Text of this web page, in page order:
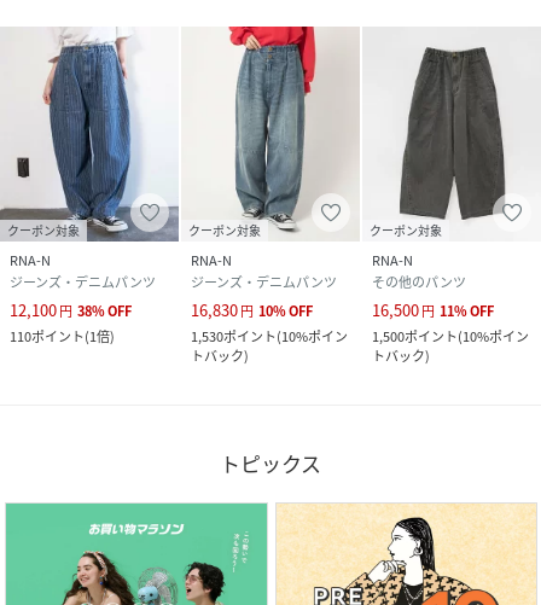
クーポン対象
RNA-N
ジーンズ・デニムパンツ
12,100円 38%OFF
110ポイント(1倍)
クーポン対象
RNA-N
ジーンズ・デニムパンツ
16,830円 10%OFF
1,530ポイント(10%ポイン
トバック)
クーポン対象
RNA-N
その他のパンツ
16,500円 11%OFF
1,500ポイント(10%ポイン
トバック)
トピックス